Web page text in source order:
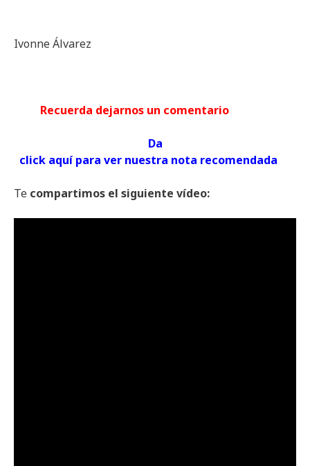
Ivonne Álvarez
Recuerda dejarnos un comentario
Da
click aquí para ver nuestra nota recomendada
Te compartimos el siguiente vídeo: